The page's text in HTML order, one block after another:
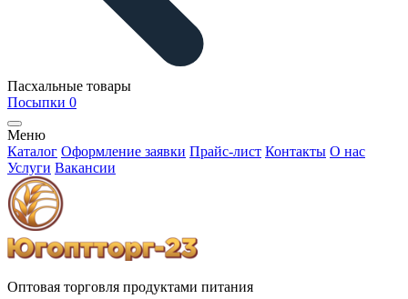
Пасхальные товары
Посыпки 0
Меню
Каталог Оформление заявки Прайс-лист Контакты О нас
Услуги Вакансии
Оптовая торговля продуктами питания